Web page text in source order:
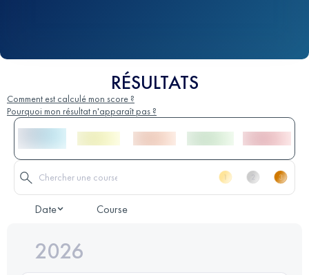
RÉSULTATS
Comment est calculé mon score ?
Pourquoi mon résultat n'apparaît pas ?
Date Course
2026